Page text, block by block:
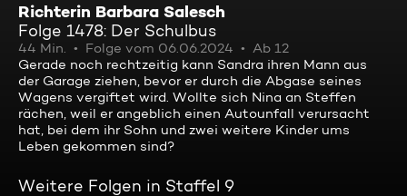
Richterin Barbara Salesch
Folge 1478: Der Schulbus
44 Min. Folge vom 06.06.2024
Ab 12
Gerade noch rechtzeitig kann Sandra ihren Mann aus
der Garage ziehen, bevor er durch die Abgase seines
Wagens vergiftet wird. Wollte sich Nina an Steffen
rächen, weil er angeblich einen Autounfall verursacht
hat, bei dem ihr Sohn und zwei weitere Kinder ums
Leben gekommen sind?
Weitere Folgen in Staffel 9